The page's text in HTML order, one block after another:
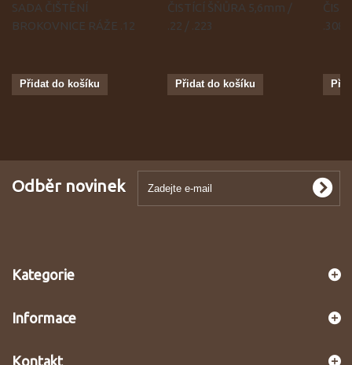
SADA ČIŠTĚNÍ
BROKOVNICE RÁŽE .12
Přidat do košíku
ČISTÍCÍ ŠŇŮRA 5,6mm /
.22 / .223
Přidat do košíku
.308
Odběr novinek
Kategorie
Informace
Kontakt